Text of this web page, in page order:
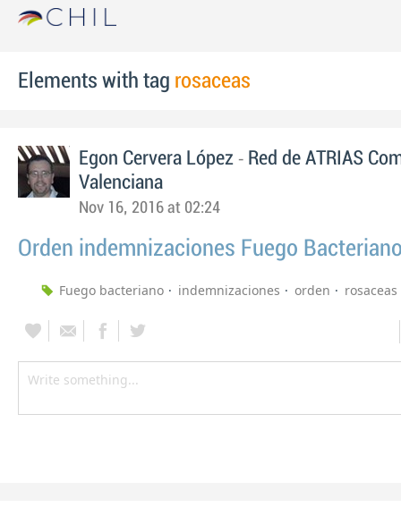
Elements with tag rosaceas
Egon Cervera López - Red de ATRIAS
Valenciana
Nov 16, 2016 at 02:24
Orden indemnizaciones Fuego
Fuego bacteriano indemnizaciones orden rosaceas